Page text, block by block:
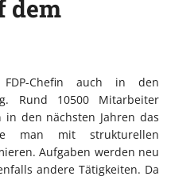
dem
Chefin auch in den
Rund 10500 Mitarbeiter
den nächsten Jahren das
man mit strukturellen
Aufgaben werden neu
andere Tätigkeiten. Da